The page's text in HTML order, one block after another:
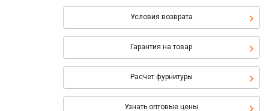
Условия возврата
Гарантия на товар
Расчет фурнитуры
Узнать оптовые цены